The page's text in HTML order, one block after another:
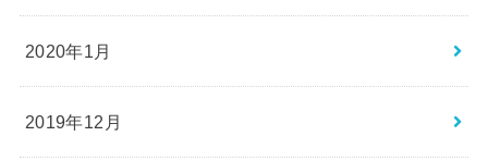
2020年1月
2019年12月